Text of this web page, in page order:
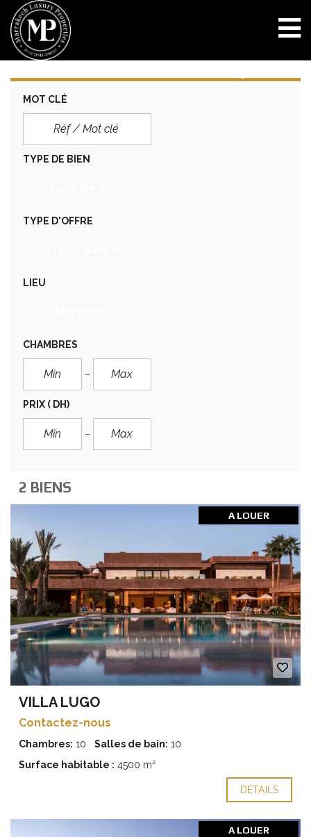
MOT CLÉ
TYPE DE BIEN
TYPE D'OFFRE
LIEU
CHAMBRES
PRIX ( DH)
2 BIENS
A LOUER
VILLA LUGO
Contactez-nous
Chambres: 10 Salles de bain: 10
Surface habitable : 4500 m²
DETAILS
A LOUER